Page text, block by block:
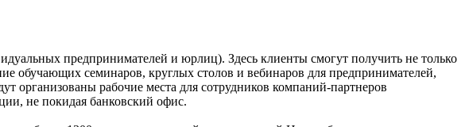
предпринимателей и юрлиц). Здесь клиенты смогут получить не только
обучающих семинаров, круглых столов и вебинаров для предпринимателей,
организованы рабочие места для сотрудников компаний-партнеров
не покидая банковский офис.